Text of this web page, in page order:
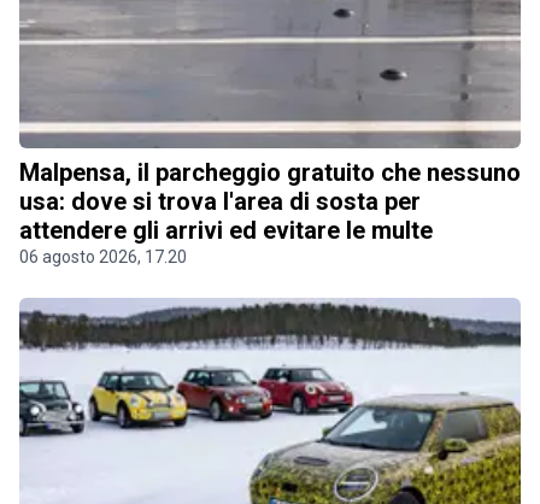
Malpensa, il parcheggio gratuito che nessuno
usa: dove si trova l'area di sosta per
attendere gli arrivi ed evitare le multe
06 agosto 2026, 17.20